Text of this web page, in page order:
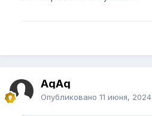
AqAq
Опубликовано 11 июня, 2024